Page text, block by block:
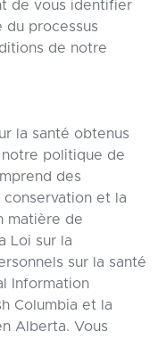
de vous identifier
du processus
de notre
la santé obtenus
politique de
des
et la
matière de
Loi sur la
sur la santé
Information
Columbia et la
Alberta. Vous